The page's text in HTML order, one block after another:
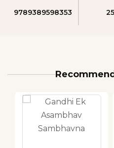
9789389598353